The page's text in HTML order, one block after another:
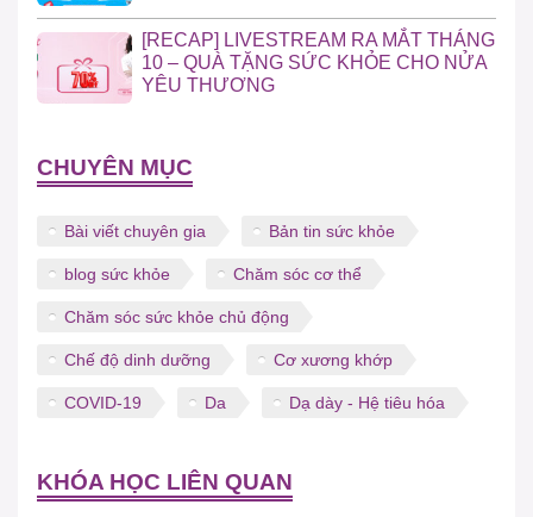
[RECAP] LIVESTREAM RA MẮT THÁNG
10 – QUÀ TẶNG SỨC KHỎE CHO NỬA
YÊU THƯƠNG
CHUYÊN MỤC
Bài viết chuyên gia Bản tin sức khỏe
blog sức khỏe Chăm sóc cơ thể
Chăm sóc sức khỏe chủ động
Chế độ dinh dưỡng Cơ xương khớp
COVID-19 Da Dạ dày - Hệ tiêu hóa
KHÓA HỌC LIÊN QUAN